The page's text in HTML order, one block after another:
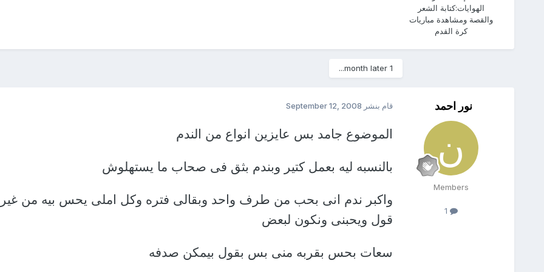
الهوايات:كتابة الشعر
والقصة ومشاهدة مباريات
كرة القدم
1 month later...
نور احمد
Members
1
قام بنشر September 12, 2008
الموضوع جامد بس عايزين انواع من الندم
بالنسبه ليه بعمل كتير وبندم بثق فى صحاب ما يستهلوش
واكبر ندم انى بحب من طرف واحد وبقالى فتره وكل املى يحس بيه من غير
قول ويحبنى ونكون لبعض
سعات بحس بقربه منى بس بقول بيمكن صدفه